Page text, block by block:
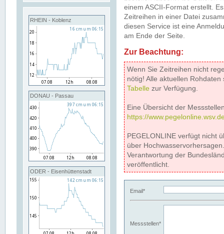
RHEIN - Koblenz
DONAU - Passau
ODER - Eisenhüttenstadt
einem ASCII-Format erstellt.
Zeitreihen in einer Datei
diesen Service ist eine
am Ende der Seite.
Zur Beachtung:
Wenn Sie Zeitreihen nicht
nötig! Alle aktuellen
Tabelle zur Verfügung.
Eine Übersicht der
https://
PEGELONLINE verfügt nicht
über
Verantwortung der
veröffentlicht.
Email*
Messstellen*